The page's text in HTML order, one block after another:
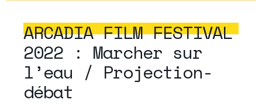
ARCADIA FILM FESTIVAL
2022 : Marcher sur
l’eau / Projection-
débat